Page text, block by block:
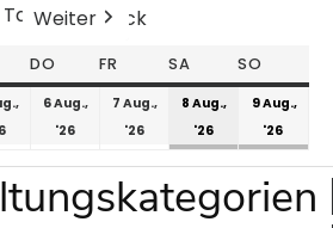
Tag Zurück
Heute
Weiter
DO FR SA SO
6 Aug.,
'26
7 Aug.,
'26
8 Aug.,
'26
9 Aug.,
'26